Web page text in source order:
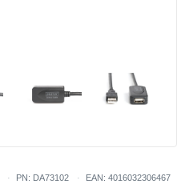
PN: DA73102 EAN: 4016032306467